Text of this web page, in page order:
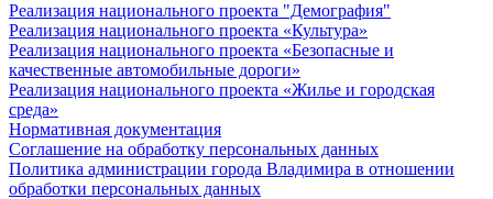
Реализация национального проекта "Демография"
Реализация национального проекта «Культура»
Реализация национального проекта «Безопасные и
качественные автомобильные дороги»
Реализация национального проекта «Жилье и городская
среда»
Нормативная документация
Соглашение на обработку персональных данных
Политика администрации города Владимира в отношении
обработки персональных данных